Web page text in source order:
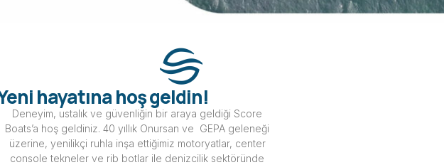
hayatına hoş geldin!
Deneyim, ustalık ve güvenliğin bir araya geldiği Score
Boats’a hoş geldiniz. 40 yıllık Onursan ve GEPA geleneği
üzerine, yenilikçi ruhla inşa ettiğimiz motoryatlar, center
console tekneler ve rib botlar ile denizcilik sektöründe